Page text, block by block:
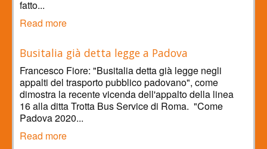
fatto...
Read more
Busitalia già detta legge a Padova
Francesco Fiore: "Busitalia detta già legge negli
appalti del trasporto pubblico padovano", come
dimostra la recente vicenda dell'appalto della linea
16 alla ditta Trotta Bus Service di Roma. "Come
Padova 2020...
Read more